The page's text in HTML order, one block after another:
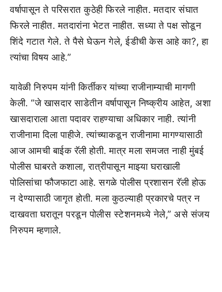
वर्षापासून ते परिसरात कुठेही फिरले नाहीत. मतदार संघात
फिरले नाहीत. मतदारांना भेटत नाहीत. सध्या ते पक्ष सोडून
शिंदे गटात गेले. ते पैसे घेऊन गेले, ईडीची केस आहे का?, हा
त्यांचा विषय आहे.”
यावेळी निरुपम यांनी किर्तीकर यांच्या राजीनाम्याची मागणी
केली. “जे खासदार साडेतीन वर्षापासून निष्क्रीय आहेत, अशा
खासदाराला आता पदावर राहण्याचा अधिकार नाही. त्यांनी
राजीनामा दिला पाहीजे. त्यांच्याकडून राजीनामा मागण्यासाठी
आज आमची बाईक रॅली होती. मात्र मला समजत नाही मुंबई
पोलीस घाबरते कशाला, रात्रीपासून माझ्या घराखाली
पोलिसांचा फौजफाटा आहे. सगळे पोलीस प्रशासन रॅली होऊ
न देण्यासाठी जागृत होती. मला कुठल्याही प्रकारचे पत्र न
दाखवता घरातून परडून पोलीस स्टेशनमध्ये नेले,” असे संजय
निरुपम म्हणाले.